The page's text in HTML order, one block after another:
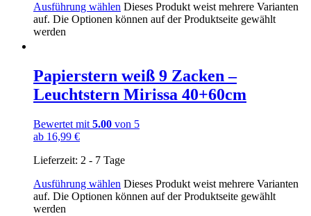
Ausführung wählen Dieses Produkt weist mehrere Varianten
auf. Die Optionen können auf der Produktseite gewählt
werden
Papierstern weiß 9 Zacken –
Leuchtstern Mirissa 40+60cm
Bewertet mit 5.00 von 5
ab 16,99 €
Lieferzeit: 2 - 7 Tage
Ausführung wählen Dieses Produkt weist mehrere Varianten
auf. Die Optionen können auf der Produktseite gewählt
werden